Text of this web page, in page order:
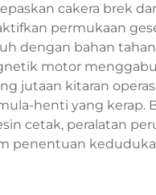
cakera brek
permukaan
dengan bahan
motor
jutaan kitaran
henti yang
cetak, peralatan
penentuan